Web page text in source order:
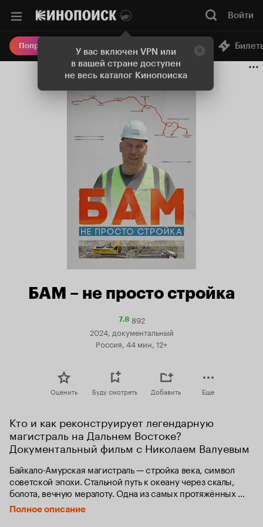
У вас включен VPN или
в вашей стране доступен
не весь каталог Кинопоиска
Войти
Попробовать Плюс Онлайн-кинотеатр
БАМ – не просто стройка
7.8Рейтинг
7.8
892
2024, документальный
Россия, 44 мин, 12+
Оценить Буду смотреть Добавить Еще
Кто и как реконструирует легендарную
магистраль на Дальнем Востоке?
Документальный фильм с Николаем Валуевым
Байкало-Амурская магистраль — стройка века, символ
советской эпохи. Стальной путь к океану через скалы,
болота, вечную мерзлоту. Одна из самых протяжённых
железных дорог в мире — её длина превышает 4 тысячи
километров. В строительстве БАМа участвовало около
Полное описание